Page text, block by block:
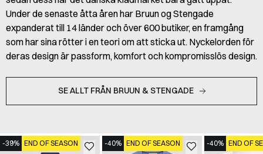
Under de senaste åtta åren har Bruun og Stengade
expanderat till 14 länder och över 600 butiker, en framgång
som har sina rötter i en teori om att sticka ut. Nyckelorden för
deras design är passform, komfort och kompromisslös design.
SE ALLT FRÅN BRUUN & STENGADE
-39% END OF SEASON -40% END OF SEASON -40% END OF